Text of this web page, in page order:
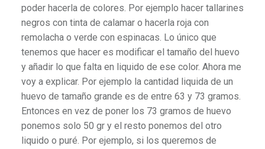
poder hacerla de colores. Por ejemplo hacer tallarines
negros con tinta de calamar o hacerla roja con
remolacha o verde con espinacas. Lo único que
tenemos que hacer es modificar el tamaño del huevo
y añadir lo que falta en liquido de ese color. Ahora me
voy a explicar. Por ejemplo la cantidad liquida de un
huevo de tamaño grande es de entre 63 y 73 gramos.
Entonces en vez de poner los 73 gramos de huevo
ponemos solo 50 gr y el resto ponemos del otro
liquido o puré. Por ejemplo, si los queremos de